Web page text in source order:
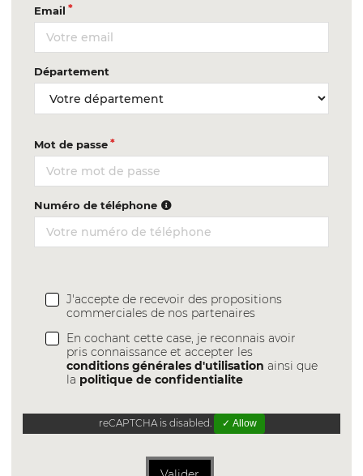
Email
Département
Mot de passe
Numéro de téléphone
J'accepte de recevoir des propositions
commerciales de nos partenaires
En cochant cette case, je reconnais avoir
pris connaissance et accepter les
conditions générales d'utilisation ainsi que
la politique de confidentialite
reCAPTCHA is disabled. ✓ Allow